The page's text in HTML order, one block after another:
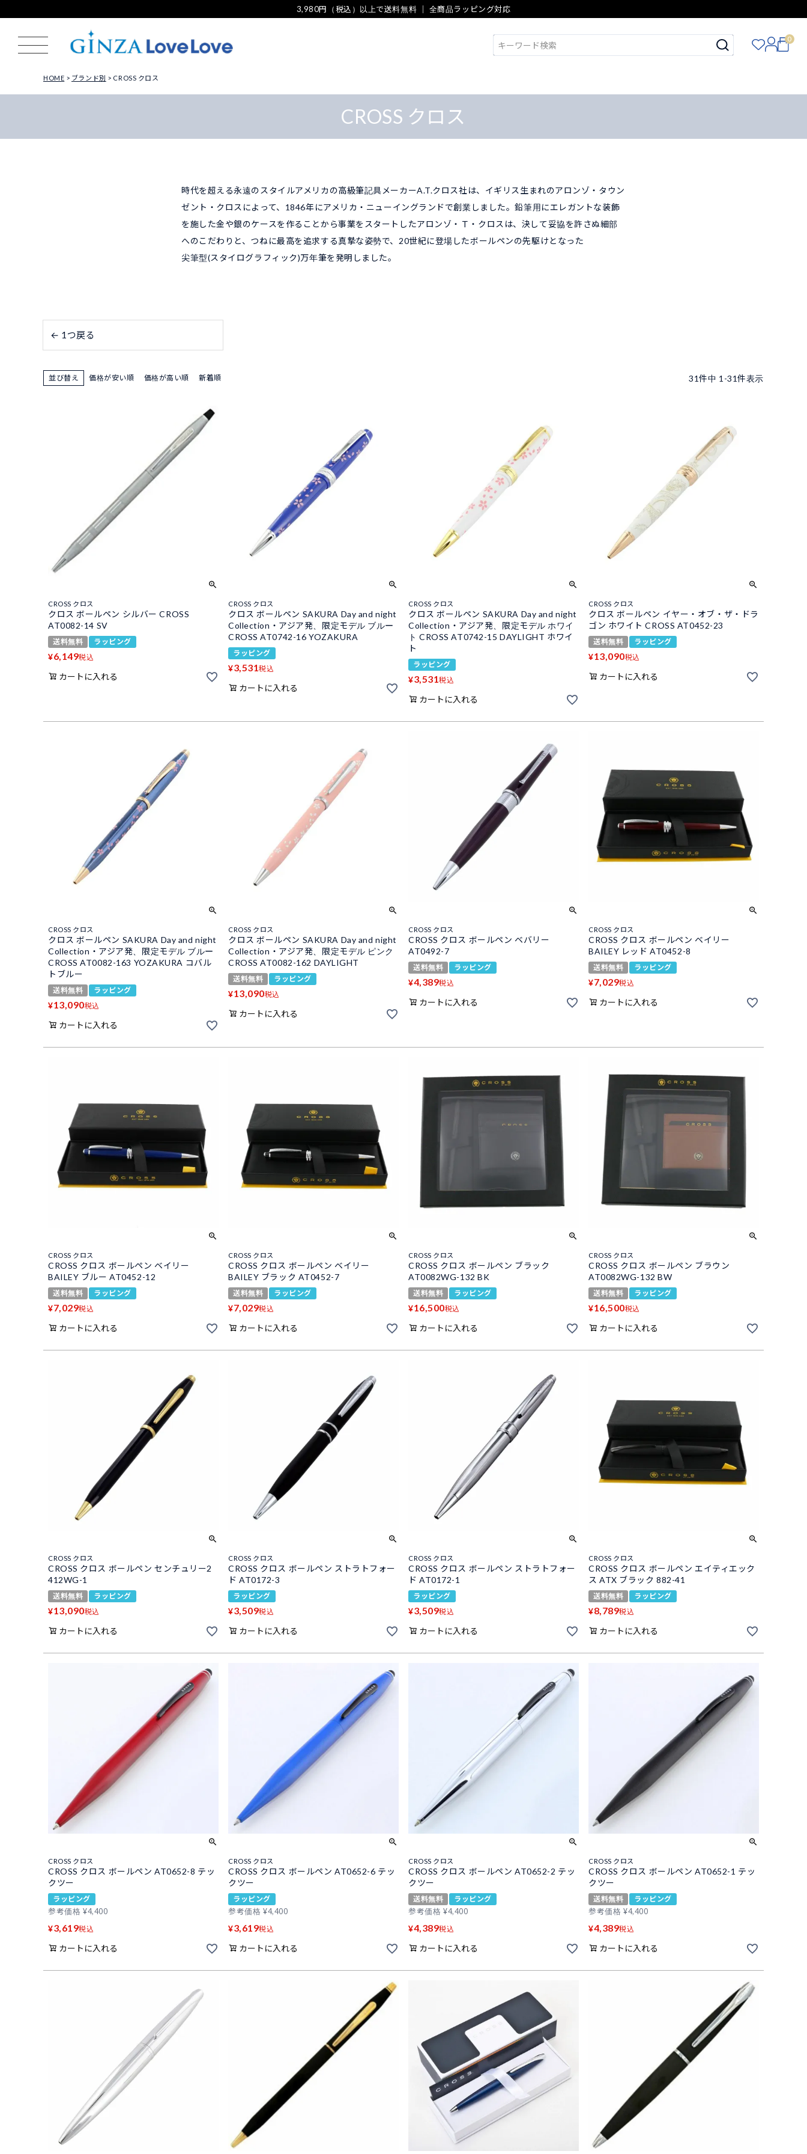
3,980円（税込）以上で送料無料 ｜ 全商品ラッピング対応
0
HOME ブランド別 CROSS クロス
CROSS クロス
時代を超える永遠のスタイルアメリカの高級筆記具メーカーA.T.クロス社は、イギリス生まれのアロンゾ・タウン
ゼント・クロスによって、1846年にアメリカ・ニューイングランドで創業しました。鉛筆用にエレガントな装飾
を施した金や銀のケースを作ることから事業をスタートしたアロンゾ・Ｔ・クロスは、決して妥協を許さぬ細部
へのこだわりと、つねに最高を追求する真摯な姿勢で、20世紀に登場したボールペンの先駆けとなった
尖筆型(スタイログラフィック)万年筆を発明しました。
← 1つ戻る
並び替え 価格が安い順 価格が高い順 新着順 31件中 1 -31件表示
CROSS クロス
クロス ボールペン シルバー CROSS
AT0082-14 SV
送料無料 ラッピング
¥6,149税込
カートに入れる
CROSS クロス
クロス ボールペン SAKURA Day and night
Collection・アジア発、限定モデル ブルー
CROSS AT0742-16 YOZAKURA
ラッピング
¥3,531税込
カートに入れる
CROSS クロス
クロス ボールペン SAKURA Day and night
Collection・アジア発、限定モデル ホワイ
ト CROSS AT0742-15 DAYLIGHT ホワイ
ト
ラッピング
¥3,531税込
カートに入れる
CROSS クロス
クロス ボールペン イヤー・オブ・ザ・ドラ
ゴン ホワイト CROSS AT0452-23
送料無料 ラッピング
¥13,090税込
カートに入れる
CROSS クロス
クロス ボールペン SAKURA Day and night
Collection・アジア発、限定モデル ブルー
CROSS AT0082-163 YOZAKURA コバル
トブルー
送料無料 ラッピング
¥13,090税込
カートに入れる
CROSS クロス
クロス ボールペン SAKURA Day and night
Collection・アジア発、限定モデル ピンク
CROSS AT0082-162 DAYLIGHT
送料無料 ラッピング
¥13,090税込
カートに入れる
CROSS クロス
CROSS クロス ボールペン ベバリー
AT0492-7
送料無料 ラッピング
¥4,389税込
カートに入れる
CROSS クロス
CROSS クロス ボールペン ベイリー
BAILEY レッド AT0452-8
送料無料 ラッピング
¥7,029税込
カートに入れる
CROSS クロス
CROSS クロス ボールペン ベイリー
BAILEY ブルー AT0452-12
送料無料 ラッピング
¥7,029税込
カートに入れる
CROSS クロス
CROSS クロス ボールペン ベイリー
BAILEY ブラック AT0452-7
送料無料 ラッピング
¥7,029税込
カートに入れる
CROSS クロス
CROSS クロス ボールペン ブラック
AT0082WG-132 BK
送料無料 ラッピング
¥16,500税込
カートに入れる
CROSS クロス
CROSS クロス ボールペン ブラウン
AT0082WG-132 BW
送料無料 ラッピング
¥16,500税込
カートに入れる
CROSS クロス
CROSS クロス ボールペン センチュリー2
412WG-1
送料無料 ラッピング
¥13,090税込
カートに入れる
CROSS クロス
CROSS クロス ボールペン ストラトフォー
ド AT0172-3
ラッピング
¥3,509税込
カートに入れる
CROSS クロス
CROSS クロス ボールペン ストラトフォー
ド AT0172-1
ラッピング
¥3,509税込
カートに入れる
CROSS クロス
CROSS クロス ボールペン エイティエック
ス ATX ブラック 882-41
送料無料 ラッピング
¥8,789税込
カートに入れる
CROSS クロス
CROSS クロス ボールペン AT0652-8 テッ
クツー
ラッピング
参考価格 ¥4,400
¥3,619税込
カートに入れる
CROSS クロス
CROSS クロス ボールペン AT0652-6 テッ
クツー
ラッピング
参考価格 ¥4,400
¥3,619税込
カートに入れる
CROSS クロス
CROSS クロス ボールペン AT0652-2 テッ
クツー
送料無料
ラッピング
参考価格 ¥4,400
¥4,389税込
カートに入れる
CROSS クロス
CROSS クロス ボールペン AT0652-1 テッ
クツー
送料無料
ラッピング
参考価格 ¥4,400
¥4,389税込
カートに入れる